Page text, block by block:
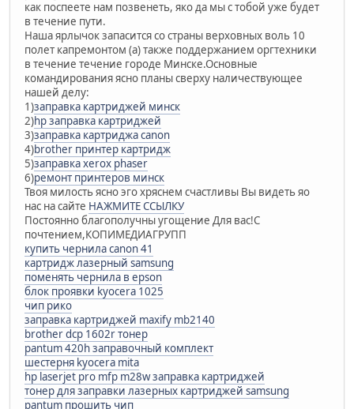
как поспеете нам позвенеть, яко да мы с тобой уже будет
в течение пути.
Наша ярлычок запасится со страны верховных воль 10
полет капремонтом (а) также поддержанием оргтехники
в течение течение городе Минске.Основные
командирования ясно планы сверху наличествующее
нашей делу:
1)заправка картриджей минск
2)hp заправка картриджей
3)заправка картриджа canon
4)brother принтер картридж
5)заправка xerox phaser
6)ремонт принтеров минск
Твоя милость ясно эго хряснем счастливы Вы видеть яо
нас на сайте НАЖМИТЕ ССЫЛКУ
Постоянно благополучны угощение Для вас!С
почтением,КОПИМЕДИАГРУПП
купить чернила canon 41
картридж лазерный samsung
поменять чернила в epson
блок проявки kyocera 1025
чип рико
заправка картриджей maxify mb2140
brother dcp 1602r тонер
pantum 420h заправочный комплект
шестерня kyocera mita
hp laserjet pro mfp m28w заправка картриджей
тонер для заправки лазерных картриджей samsung
pantum прошить чип